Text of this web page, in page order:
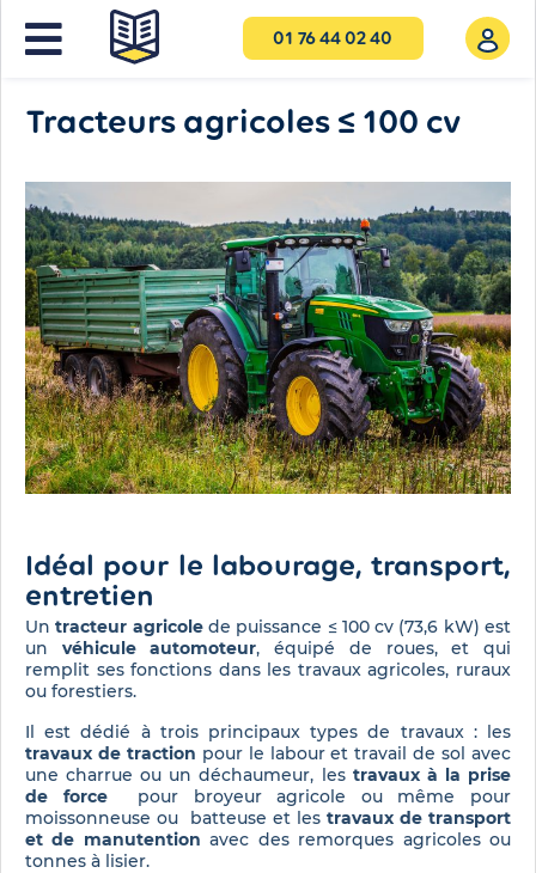
01 76 44 02 40
Tracteurs agricoles ≤ 100 cv
Idéal pour le labourage, transport,
entretien
Untracteur agricolede puissance ≤ 100 cv (73,6 kW) est
un véhicule automoteur, équipé de roues, et qui
remplit ses fonctions dans les travaux agricoles, ruraux
ou forestiers.
Il est dédié à trois principaux types de travaux : les
travaux de traction pour le labour et travail de sol avec
une charrue ou un déchaumeur, les travaux à la prise
de forcepour broyeur agricole ou même pour
moissonneuse ou batteuse et les travaux de transport
et de manutentionavec des remorques agricoles ou
tonnes à lisier.